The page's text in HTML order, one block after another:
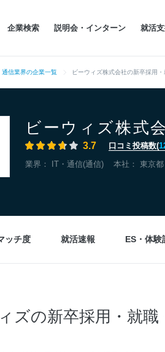
企業検索 説明会・インターン 就活
通信業界の企業一覧 ビーウィズ株式会社の新卒採用
ビーウィズ株式
3.7 口コミ投稿数(
業界： IT・通信(通信) 本社： 東京都
ッチ度 就活速報 ES・体験
ズの新卒採用・就職